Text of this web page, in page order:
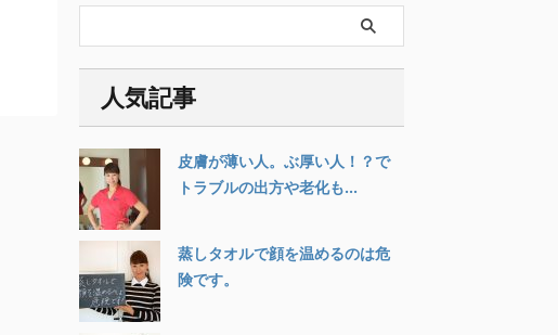
人気記事
皮膚が薄い人。ぶ厚い人！？で
トラブルの出方や老化も...
蒸しタオルで顔を温めるのは危
険です。